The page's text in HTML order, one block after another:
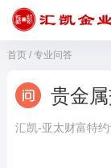
首页/ 专业问答
贵金
汇凯-亚太财富特